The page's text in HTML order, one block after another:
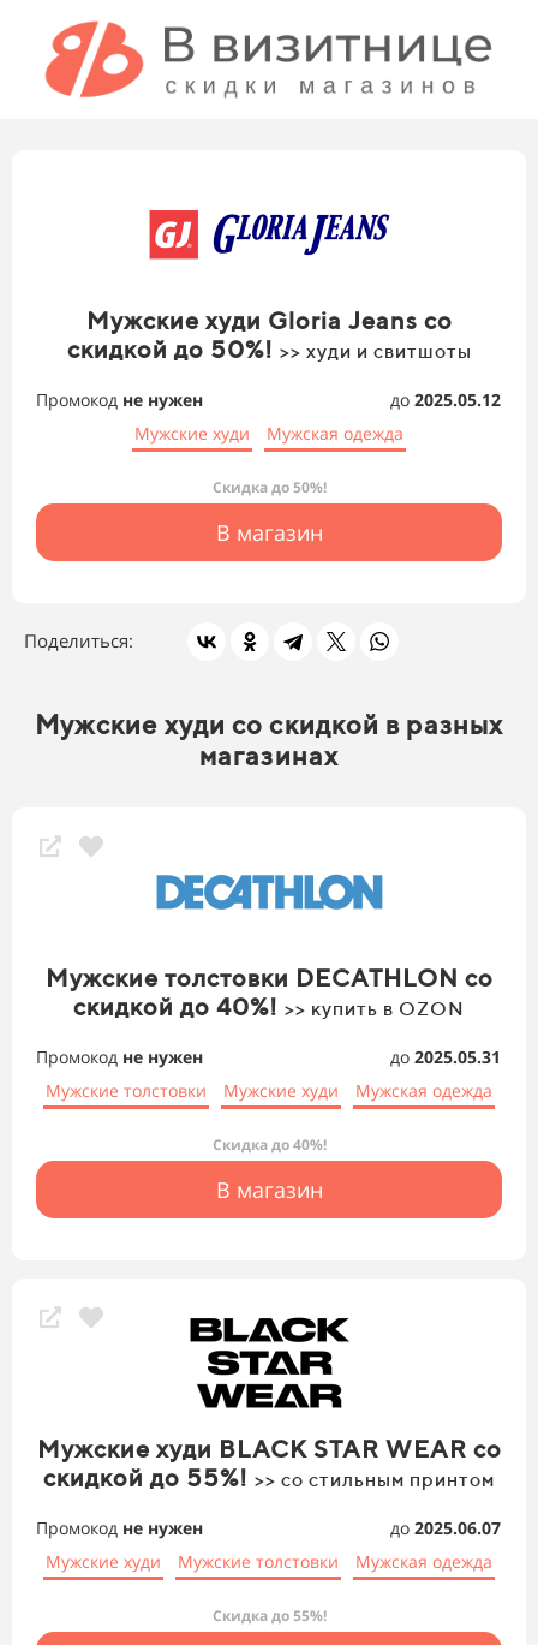
Мужские худи Gloria Jeans со
скидкой до 50%! >> худи и свитшоты
Промокод не нужен до 2025.05.12
Мужские худи
Мужская одежда
Скидка до 50%!
В магазин
Поделиться:
Мужские худи со скидкой в разных
магазинах
Мужские толстовки DECATHLON со
скидкой до 40%! >> купить в OZON
Промокод не нужен до 2025.05.31
Мужские толстовки
Мужские худи Мужская одежда
Скидка до 40%!
В магазин
Мужские худи BLACK STAR WEAR со
скидкой до 55%! >> со стильным принтом
Промокод не нужен до 2025.06.07
Мужские худи
Мужские толстовки Мужская одежда
Скидка до 55%!